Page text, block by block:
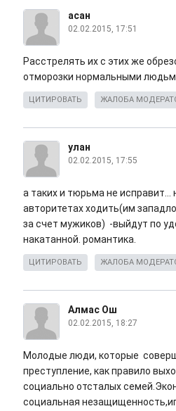
асан
02.02.2015, 17:51
Расстрелять их с этих же
отморозки нормальными
ЦИТИРОВАТЬ ЖАЛОБА
улан
02.02.2015, 17:55
а таких и тюрьма не исправит...
авторитетах ходить(им
за счет мужиков) -выйдут по
накатанной. романтика.
ЦИТИРОВАТЬ ЖАЛОБА
Алмас Ош
02.02.2015, 18:27
Молодые люди, которые
преступлениe, как правило
социально отсталых
социальная